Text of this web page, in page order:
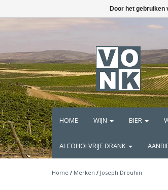
HOME WIJN BIER
ALCOHOLVRIJE DRANK
Home / Merken / Joseph Drouhin
Door het gebruiken